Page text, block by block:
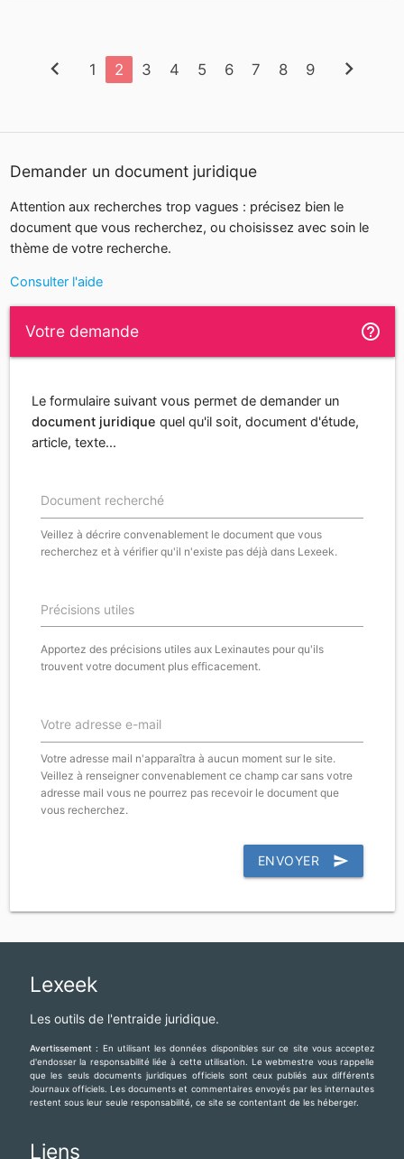
chevron_left 1 2 3 4 5 6 7 8 9 chevron_right
Demander un document juridique
Attention aux recherches trop vagues : précisez bien le
document que vous recherchez, ou choisissez avec soin le
thème de votre recherche.
Consulter l'aide
Votre demande help_outline
Le formulaire suivant vous permet de demander un
document juridique quel qu'il soit, document d'étude,
article, texte...
Document recherché
Veillez à décrire convenablement le document que vous
recherchez et à vérifier qu'il n'existe pas déjà dans Lexeek.
Précisions utiles
Apportez des précisions utiles aux Lexinautes pour qu'ils
trouvent votre document plus efficacement.
Votre adresse e-mail
Votre adresse mail n'apparaîtra à aucun moment sur le site.
Veillez à renseigner convenablement ce champ car sans votre
adresse mail vous ne pourrez pas recevoir le document que
vous recherchez.
ENVOYER send
Lexeek
Les outils de l'entraide juridique.
Avertissement : En utilisant les données disponibles sur ce site vous acceptez
d'endosser la responsabilité liée à cette utilisation. Le webmestre vous rappelle
que les seuls documents juridiques officiels sont ceux publiés aux différents
Journaux officiels. Les documents et commentaires envoyés par les internautes
restent sous leur seule responsabilité, ce site se contentant de les héberger.
Liens